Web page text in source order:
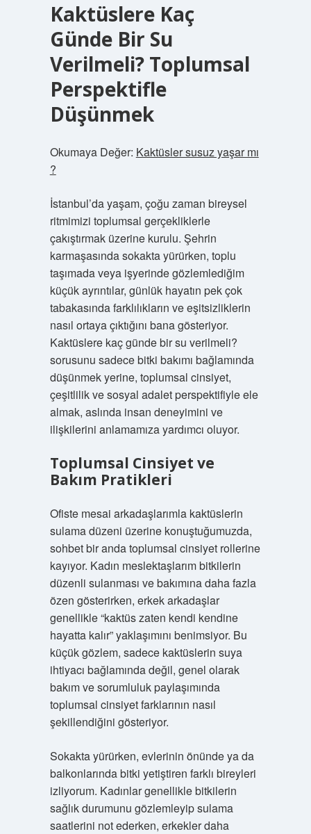
Kaktüslere Kaç
Günde Bir Su
Verilmeli? Toplumsal
Perspektifle
Düşünmek
Okumaya Değer: Kaktüsler susuz yaşar mı
?
İstanbul’da yaşam, çoğu zaman bireysel
ritmimizi toplumsal gerçekliklerle
çakıştırmak üzerine kurulu. Şehrin
karmaşasında sokakta yürürken, toplu
taşımada veya işyerinde gözlemlediğim
küçük ayrıntılar, günlük hayatın pek çok
tabakasında farklılıkların ve eşitsizliklerin
nasıl ortaya çıktığını bana gösteriyor.
Kaktüslere kaç günde bir su verilmeli?
sorusunu sadece bitki bakımı bağlamında
düşünmek yerine, toplumsal cinsiyet,
çeşitlilik ve sosyal adalet perspektifiyle ele
almak, aslında insan deneyimini ve
ilişkilerini anlamamıza yardımcı oluyor.
Toplumsal Cinsiyet ve
Bakım Pratikleri
Ofiste mesai arkadaşlarımla kaktüslerin
sulama düzeni üzerine konuştuğumuzda,
sohbet bir anda toplumsal cinsiyet rollerine
kayıyor. Kadın meslektaşlarım bitkilerin
düzenli sulanması ve bakımına daha fazla
özen gösterirken, erkek arkadaşlar
genellikle “kaktüs zaten kendi kendine
hayatta kalır” yaklaşımını benimsiyor. Bu
küçük gözlem, sadece kaktüslerin suya
ihtiyacı bağlamında değil, genel olarak
bakım ve sorumluluk paylaşımında
toplumsal cinsiyet farklarının nasıl
şekillendiğini gösteriyor.
Sokakta yürürken, evlerinin önünde ya da
balkonlarında bitki yetiştiren farklı bireyleri
izliyorum. Kadınlar genellikle bitkilerin
sağlık durumunu gözlemleyip sulama
saatlerini not ederken, erkekler daha